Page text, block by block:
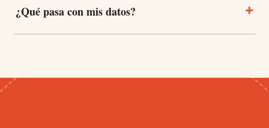
¿Qué pasa con mis datos? +